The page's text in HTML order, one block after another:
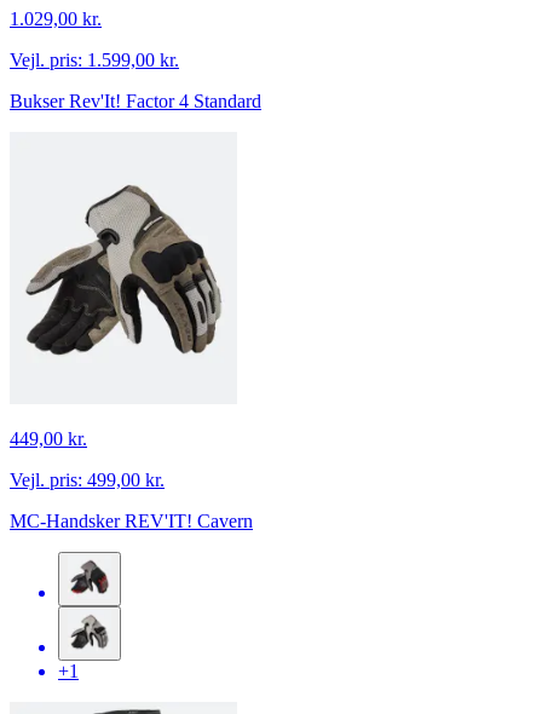
1.029,00 kr.
Vejl. pris: 1.599,00 kr.
Bukser Rev'It! Factor 4 Standard
449,00 kr.
Vejl. pris: 499,00 kr.
MC-Handsker REV'IT! Cavern
+1